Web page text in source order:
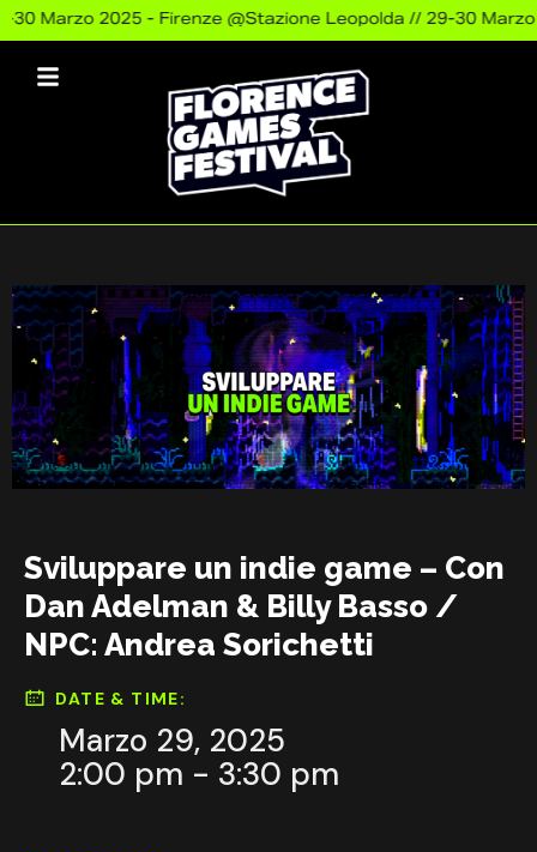
Marzo 2025 - Firenze @Stazione Leopolda // 29-30 Marzo
Sviluppare un indie game – Con
Dan Adelman & Billy Basso /
NPC: Andrea Sorichetti
DATE & TIME:
Marzo 29, 2025
2:00 pm - 3:30 pm